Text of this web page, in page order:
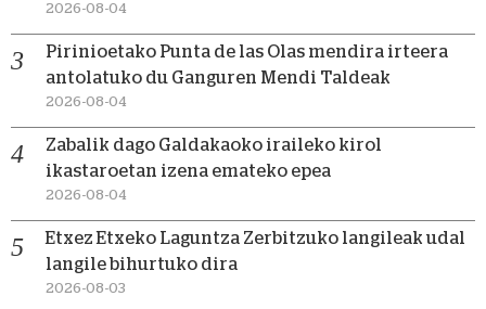
2026-08-04
Pirinioetako Punta de las Olas mendira irteera
antolatuko du Ganguren Mendi Taldeak
2026-08-04
Zabalik dago Galdakaoko iraileko kirol
ikastaroetan izena emateko epea
2026-08-04
Etxez Etxeko Laguntza Zerbitzuko langileak udal
langile bihurtuko dira
2026-08-03